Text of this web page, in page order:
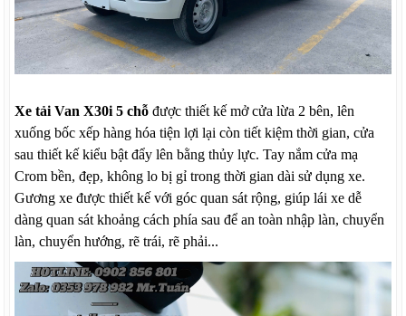
Xe tải Van X30i 5 chỗ được thiết kế mở cửa lừa 2 bên, lên
xuống bốc xếp hàng hóa tiện lợi lại còn tiết kiệm thời gian, cửa
sau thiết kế kiểu bật đẩy lên bằng thủy lực. Tay nắm cửa mạ
Crom bền, đẹp, không lo bị gỉ trong thời gian dài sử dụng xe.
Gương xe được thiết kế với góc quan sát rộng, giúp lái xe dễ
dàng quan sát khoảng cách phía sau để an toàn nhập làn, chuyển
làn, chuyển hướng, rẽ trái, rẽ phải...